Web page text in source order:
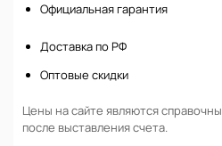
Официальная гарантия
Доставка по РФ
Оптовые скидки
Цены на сайте являются
после выставления счета.